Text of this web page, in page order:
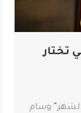
تختار
وسام